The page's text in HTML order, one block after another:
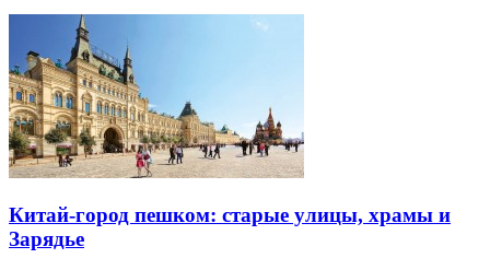
Китай-город пешком: старые улицы, храмы и
Зарядье